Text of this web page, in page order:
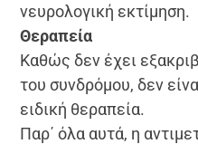
νευρολογική εκτίμηση.
Θεραπεία
Καθώς δεν έχει
του συνδρόμου, δεν
ειδική θεραπεία.
Παρ΄ όλα αυτά, η